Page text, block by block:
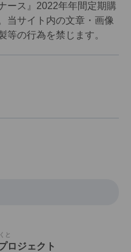
ース』2022年年間定期購
当サイト内の文章・画像
等の行為を禁じます。
と
ロジェクト